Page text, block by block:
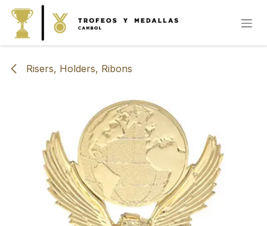
IR AL CONTENIDO
Risers, Holders, Ribons